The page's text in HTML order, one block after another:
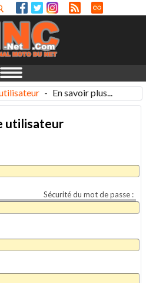
- En savoir plus...
utilisateur
Sécurité du mot de passe :